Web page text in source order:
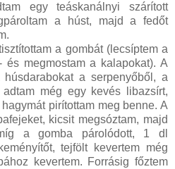
egy teáskanálnyi szárított
a húst, majd a fedőt
a gombát (lecsíptem a
megmostam a kalapokat). A
a serpenyőből, a
még egy kevés libazsírt,
pirítottam meg benne. A
kicsit megsóztam, majd
a gomba párolódott, 1 dl
tejfölt kevertem még
kevertem. Forrásig főztem